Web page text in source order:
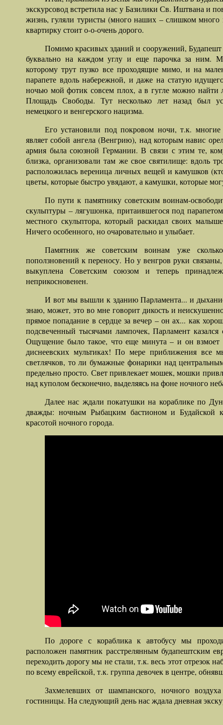
экскурсовод встретила нас у Базилики Св. Иштвана и
жизнь, гуляли туристы (много наших – слишком
квартирку стоит о-о-очень дорого.
Помимо красивых зданий и сооружений,
буквально на каждом углу и еще парочка за ним.
которому трут пузко все проходящие мимо, и на
парапете вдоль набережной, и даже на статую
ночью мой фотик совсем плох, а в гугле можно
Площадь Свободы. Тут несколько лет назад был
немецкого и венгерского нацизма.
Его установили под покровом ночи, т.к.
являет собой ангела (Венгрию), над которым навис
армия была союзной Германии. В связи с этим те,
близка, организовали там же свое святилище: вдоль
расположилась вереница личных вещей и камушков
цветы, которые быстро увядают, а камушки, которые
По пути к памятнику советским воинам-
скульптуры – лягушонка, притаившегося под
местного скульптора, который раскидал своих
Ничего особенного, но очаровательно и улыбает.
Памятник же советским воинам уже
поползновений к переносу. Но у венгров руки
выкуплена Советским союзом и теперь
неприкосновенен.
И вот мы вышли к зданию Парламента... и
знаю, может, это во мне говорит дикость и
прямое попадание в сердце за вечер – он ах... как
подсвеченный тысячами лампочек, Парламент
Ощущение было такое, что еще минута – и он
диснеевских мультиках! По мере приближения все
светлячков, то ли бумажные фонарики над
предельно просто. Свет привлекает мошек, мошки
над куполом бесконечно, выделяясь на фоне ночного
Далее нас ждали покатушки на кораблике по
дважды: ночным Рыбацким бастионом и Будайской
красотой ночного города.
По дороге с кораблика к автобусу мы
расположен памятник расстрелянным будапештским
переходить дорогу мы не стали, т.к. весь этот отрезок
по всему еврейской, т.к. группа девочек в центре,
Захмелевших от шампанского, ночного
гостиницы. На следующий день нас ждала дневная